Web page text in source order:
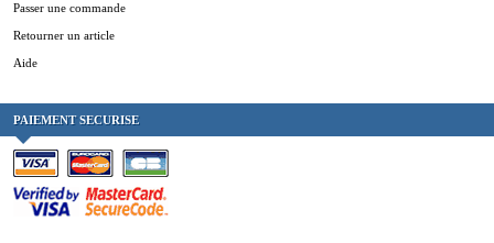
Passer une commande
Retourner un article
Aide
PAIEMENT SECURISE